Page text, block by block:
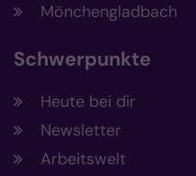
Mönchengladbach
Schwerpunkte
Heute bei dir
Newsletter
Arbeitswelt